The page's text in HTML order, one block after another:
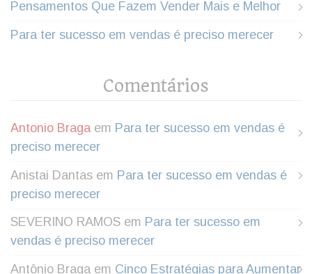
Pensamentos Que Fazem Vender Mais e Melhor
Para ter sucesso em vendas é preciso merecer
Comentários
Antonio Bragaem Para ter sucesso em vendas é
preciso merecer
Anistai Dantas em Para ter sucesso em vendas é
preciso merecer
SEVERINO RAMOS em Para ter sucesso em
vendas é preciso merecer
Antônio Braga em Cinco Estratégias para Aumentar